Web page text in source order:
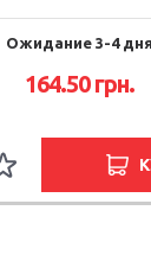
Ожидание 3-4 дня
164.50 грн.